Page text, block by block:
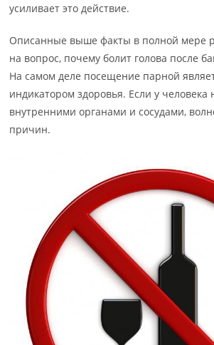
усиливает это действие.
Описанные выше факты в полной мере
на вопрос, почему болит голова после
На самом деле посещение парной
индикатором здоровья. Если у человека
внутренними органами и сосудами,
причин.